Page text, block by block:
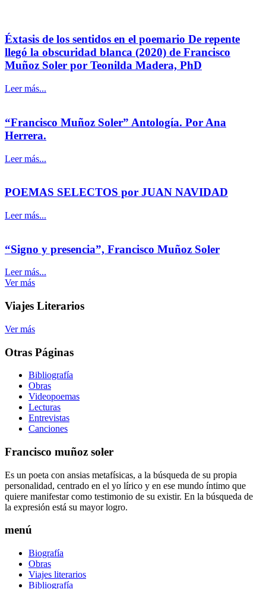
Éxtasis de los sentidos en el poemario De repente
llegó la obscuridad blanca (2020) de Francisco
Muñoz Soler por Teonilda Madera, PhD
Leer más...
“Francisco Muñoz Soler” Antología. Por Ana
Herrera.
Leer más...
POEMAS SELECTOS por JUAN NAVIDAD
Leer más...
“Signo y presencia”, Francisco Muñoz Soler
Leer más...
Ver más
Viajes Literarios
Ver más
Otras Páginas
Bibliografía
Obras
Videopoemas
Lecturas
Entrevistas
Canciones
Francisco muñoz soler
Es un poeta con ansias metafísicas, a la búsqueda de su propia
personalidad, centrado en el yo lírico y en ese mundo íntimo que
quiere manifestar como testimonio de su existir. En la búsqueda de
la expresión está su mayor logro.
menú
Biografía
Obras
Viajes literarios
Bibliografía